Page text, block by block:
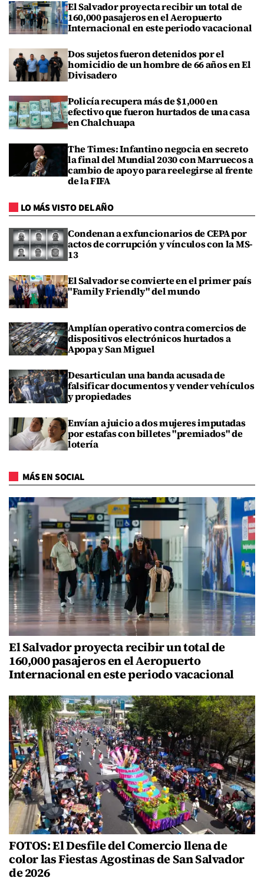
El Salvador proyecta recibir un total de
160,000 pasajeros en el Aeropuerto
Internacional en este periodo vacacional
Dos sujetos fueron detenidos por el
homicidio de un hombre de 66 años en El
Divisadero
Policía recupera más de $1,000 en
efectivo que fueron hurtados de una casa
en Chalchuapa
The Times: Infantino negocia en secreto
la final del Mundial 2030 con Marruecos a
cambio de apoyo para reelegirse al frente
de la FIFA
LO MÁS VISTO DEL AÑO
Condenan a exfuncionarios de CEPA por
actos de corrupción y vínculos con la MS-
13
El Salvador se convierte en el primer país
"Family Friendly" del mundo
Amplían operativo contra comercios de
dispositivos electrónicos hurtados a
Apopa y San Miguel
Desarticulan una banda acusada de
falsificar documentos y vender vehículos
y propiedades
Envían a juicio a dos mujeres imputadas
por estafas con billetes "premiados" de
lotería
MÁS EN SOCIAL
El Salvador proyecta recibir un total de
160,000 pasajeros en el Aeropuerto
Internacional en este periodo vacacional
FOTOS: El Desfile del Comercio llena de
color las Fiestas Agostinas de San Salvador
de 2026